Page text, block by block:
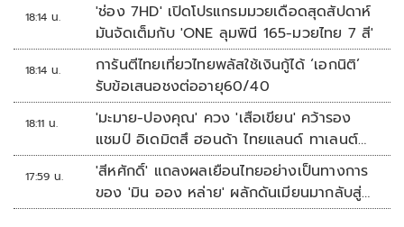
18:14 น.
'ช่อง 7HD' เปิดโปรแกรมมวยเดือดสุดสัปดาห์
มันจัดเต็มกับ 'ONE ลุมพินี 165-มวยไทย 7 สี'
18:14 น.
การันตีไทยเที่ยวไทยพลัสใช้เงินกู้ได้ ‘เอกนิติ’
รับข้อเสนอชงต่ออายุ60/40
18:11 น.
'มะมาย-ปองคุณ' ควง 'เสือเขียน' คว้ารอง
แชมป์ อิเดมิตสึ ฮอนด้า ไทยแลนด์ ทาเลนต์
คัพ สนาม 3
17:59 น.
'สีหศักดิ์' แถลงผลเยือนไทยอย่างเป็นทางการ
ของ 'มิน ออง หล่าย' ผลักดันเมียนมากลับสู่
อาเซียน